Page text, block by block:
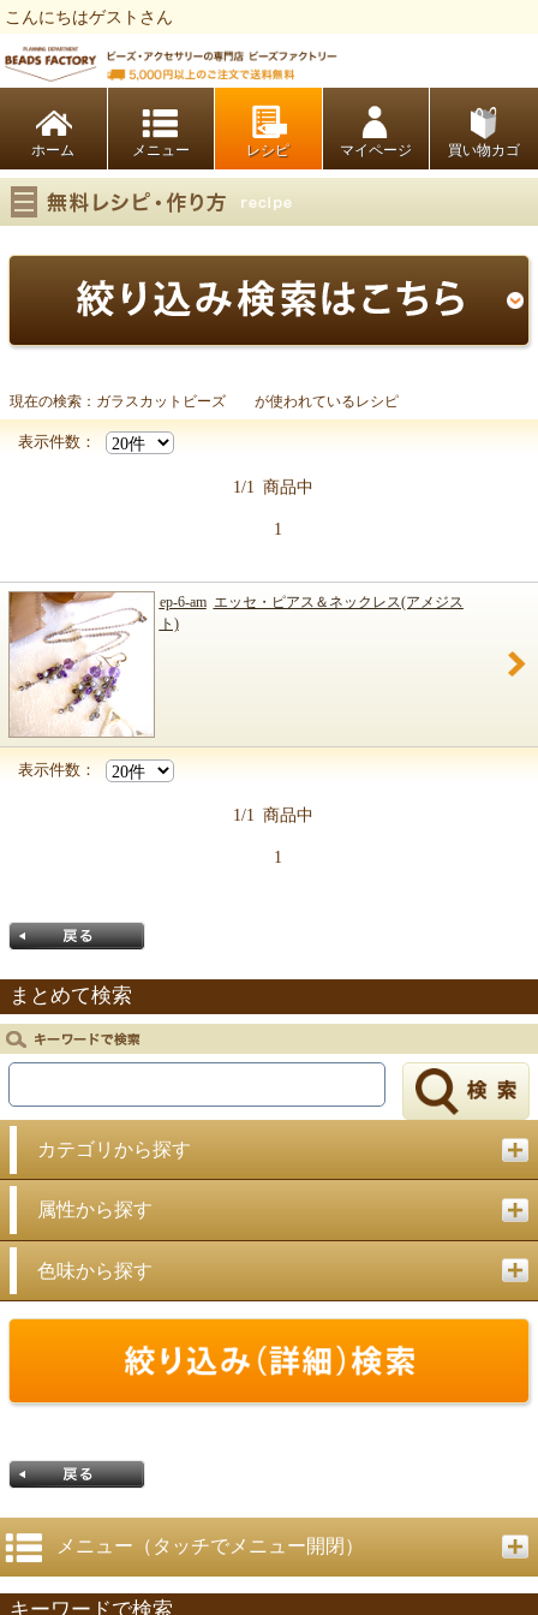
こんにちはゲストさん
ホーム レシピ マイページ 買い物カゴ
ガラスカットビーズ
現在の検索：ガラスカットビーズ が使われているレシピ
表示件数：
1/1 商品中
1
ep-6-am エッセ・ピアス＆ネックレス(アメジス
ト)
表示件数：
1/1 商品中
1
戻る
まとめて検索
カテゴリから探す
属性から探す
色味から探す
メニュー（タッチでメニュー開閉）
キーワードで検索